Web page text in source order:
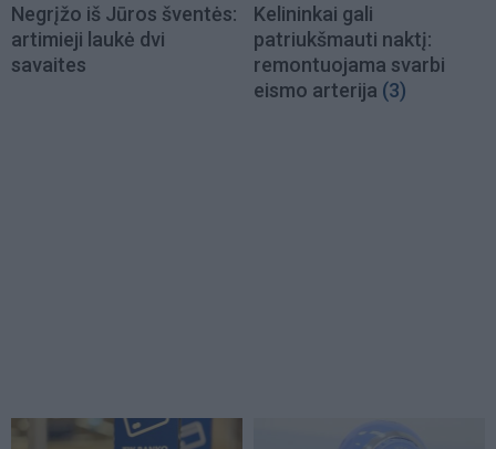
Negrįžo iš Jūros šventės:
artimieji laukė dvi
savaites
Kelininkai gali
patriukšmauti naktį:
remontuojama svarbi
eismo arterija (3)